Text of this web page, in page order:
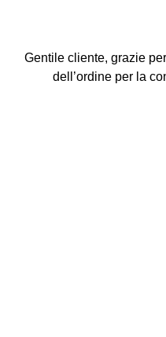
Gentile cliente, grazie
dell’ordine per la